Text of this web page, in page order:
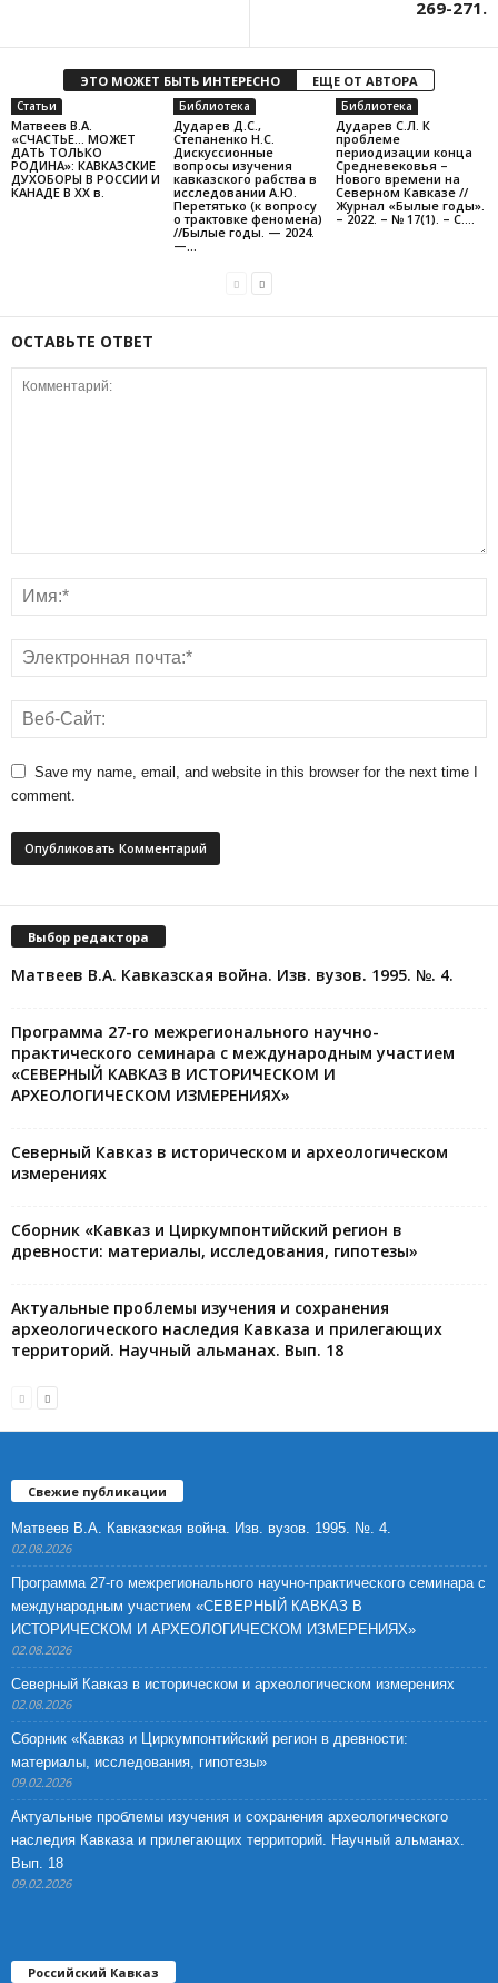
269-271.
ЭТО МОЖЕТ БЫТЬ ИНТЕРЕСНО ЕЩЕ ОТ АВТОРА
Статьи
Матвеев В.А.
«СЧАСТЬЕ… МОЖЕТ
ДАТЬ ТОЛЬКО
РОДИНА»: КАВКАЗСКИЕ
ДУХОБОРЫ В РОССИИ И
КАНАДЕ В XX в.
Библиотека
Дударев Д.С.,
Степаненко Н.С.
Дискуссионные
вопросы изучения
кавказского рабства в
исследовании А.Ю.
Перетятько (к вопросу
о трактовке феномена)
//Былые годы. — 2024.
—...
Библиотека
Дударев С.Л. К
проблеме
периодизации конца
Средневековья –
Нового времени на
Северном Кавказе //
Журнал «Былые годы».
– 2022. – № 17(1). – С....
ОСТАВЬТЕ ОТВЕТ
Save my name, email, and website in this browser for the next time I
comment.
Выбор редактора
Матвеев В.А. Кавказская война. Изв. вузов. 1995. №. 4.
Программа 27-го межрегионального научно-
практического семинара с международным участием
«СЕВЕРНЫЙ КАВКАЗ В ИСТОРИЧЕСКОМ И
АРХЕОЛОГИЧЕСКОМ ИЗМЕРЕНИЯХ»
Северный Кавказ в историческом и археологическом
измерениях
Сборник «Кавказ и Циркумпонтийский регион в
древности: материалы, исследования, гипотезы»
Актуальные проблемы изучения и сохранения
археологического наследия Кавказа и прилегающих
территорий. Научный альманах. Вып. 18
Свежие публикации
Матвеев В.А. Кавказская война. Изв. вузов. 1995. №. 4.
02.08.2026
Программа 27-го межрегионального научно-практического семинара с
международным участием «СЕВЕРНЫЙ КАВКАЗ В
ИСТОРИЧЕСКОМ И АРХЕОЛОГИЧЕСКОМ ИЗМЕРЕНИЯХ»
02.08.2026
Северный Кавказ в историческом и археологическом измерениях
02.08.2026
Сборник «Кавказ и Циркумпонтийский регион в древности:
материалы, исследования, гипотезы»
09.02.2026
Актуальные проблемы изучения и сохранения археологического
наследия Кавказа и прилегающих территорий. Научный альманах.
Вып. 18
09.02.2026
Российский Кавказ